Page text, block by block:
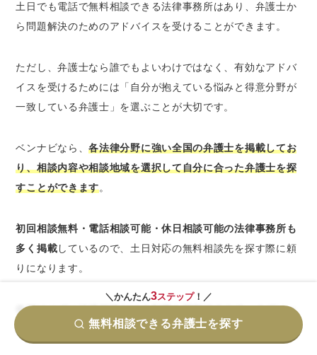
土日でも電話で無料相談できる法律事務所はあり、弁護士か
ら問題解決のためのアドバイスを受けることができます。
ただし、弁護士なら誰でもよいわけではなく、有効なアドバ
イスを受けるためには「自分が抱えている悩みと得意分野が
一致している弁護士」を選ぶことが大切です。
ベンナビなら、各法律分野に強い全国の弁護士を掲載してお
り、相談内容や相談地域を選択して自分に合った弁護士を探
すことができます。
初回相談無料・電話相談可能・休日相談可能の法律事務所も
多く掲載しているので、土日対応の無料相談先を探す際に頼
りになります。
依頼はせずに法律相談だけの利用も可能ですので、まずは一
度気軽に利用してみましょう。
＼かんたん3ステップ！／
無料相談できる弁護士を探す